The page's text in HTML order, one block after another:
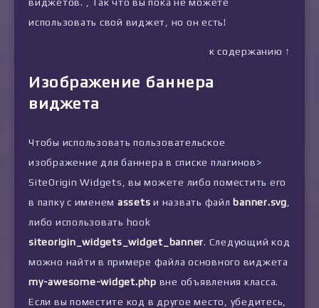
использовать свой виджет, но он есть!
к содержанию ↑
Изображение баннера
виджета
Чтобы использовать пользовательское
изображение для баннера в списке плагинов>
SiteOrigin Widgets, вы можете либо поместить его
в папку с именем assets и назвать файл banner.svg
либо использовать hook
siteorigin_widgets_widget_banner. Следующий код
можно найти в примере файла основного виджета
my-awesome-widget.php вне объявления класса.
Если вы поместите код в другое место, убедитесь,